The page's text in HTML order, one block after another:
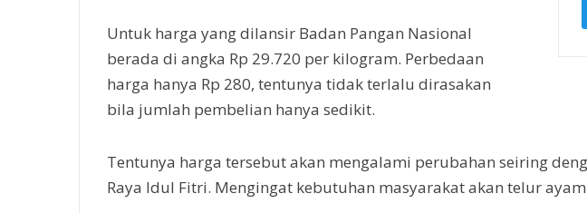
Untuk harga yang dilansir Badan Pangan Nasional
berada di angka Rp 29.720 per kilogram. Perbedaan
harga hanya Rp 280, tentunya tidak terlalu dirasakan
bila jumlah pembelian hanya sedikit.
Tentunya harga tersebut akan mengalami perubahan seiring
Raya Idul Fitri. Mengingat kebutuhan masyarakat akan telur